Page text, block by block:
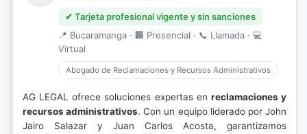
✔ Tarjeta profesional vigente y sin sanciones
📍 Bucaramanga · 🏢 Presencial · 📞 Llamada · 💻
Virtual
Abogado de Reclamaciones y Recursos Administrativos
AG LEGAL ofrece soluciones expertas en reclamaciones y
recursos administrativos. Con un equipo liderado por John
Jairo Salazar y Juan Carlos Acosta, garantizamos